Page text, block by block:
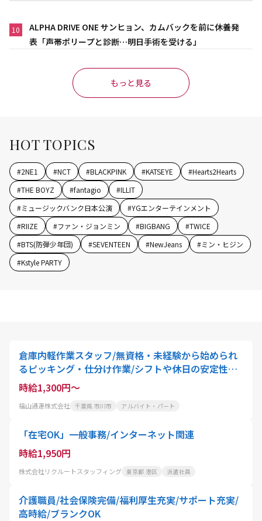
10
ALPHA DRIVE ONE サンヒョン、カムバックを前に休養発
表「声帯ポリープと診断…明日手術を受ける」
もっと見る
HOT TOPICS
#2NE1 #NCT #BLACKPINK #KATSEYE #Hearts2Hearts
#THE BOYZ #fantagio #ILLIT
#ミュージックバンク日本公演 #YGエンターテインメント
#RIIZE #ファン・ジョンミン #BIGBANG #TWICE
#BTS(防弾少年団) #SEVENTEEN #NewJeans #ミン・ヒジン
#Kstyle PARTY
倉庫内軽作業スタッフ/無資格・未経験から始められ
るピッキング・仕分け作業/シフトや休日の安定性抜
群
時給1,300円～
福山通運株式会社 千葉県 市川市 アルバイト・パート
「在宅OK」一般事務/インターネット関連
時給1,950円
株式会社リクルートスタッフィング 東京都 港区 派遣社員
介護職員/社会保険完備/福利厚生充実/サポート充実/
高時給/ブランクOK